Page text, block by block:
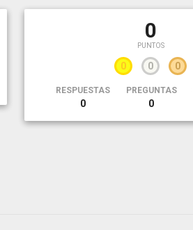
0
PUNTOS
0 0 0
RESPUESTAS
0
PREGUNTAS
0